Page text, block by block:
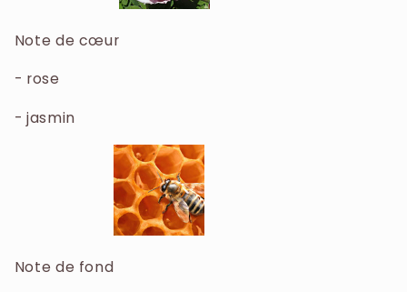
Note de cœur
- rose
- jasmin
Note de fond